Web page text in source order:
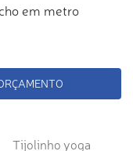
em metro